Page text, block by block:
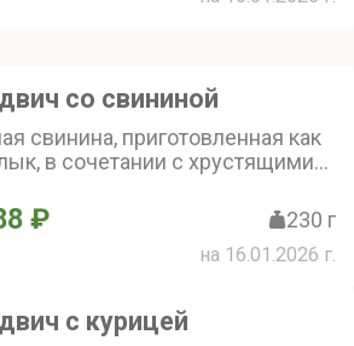
моцарелла и зелень, а
соус и аджика
пикантности
со свининой
свинина, приготовленная как
в сочетании с хрустящими
и барбекю. Фирменная
хорошо дополняет начинку.
айсберг, соленые огурцы и
₽ 230 г
на 16.01.2026 г.
с курицей